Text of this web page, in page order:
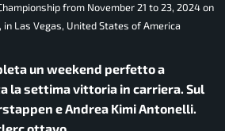
from November 21 to 23, 2024 on
Las Vegas, United States of America
un weekend perfetto a
la settima vittoria in carriera. Sul
e Andrea Kimi Antonelli.